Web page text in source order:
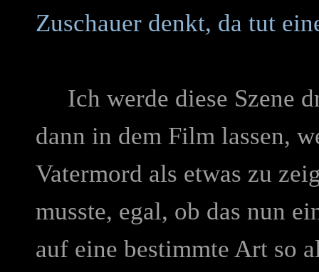
Zuschauer denkt, da tut
Ich werde diese Szene
dann in dem Film lassen,
Vatermord als etwas zu
musste, egal, ob das nun
auf eine bestimmte Art so